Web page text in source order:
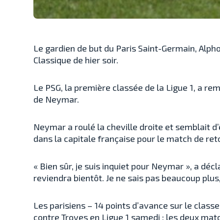
Le gardien de but du Paris Saint-Germain,
Classique de hier soir.
Le PSG, la première classée de la Ligue 1, a
de Neymar.
Neymar a roulé la cheville droite et semblait
dans la capitale française pour le match de
« Bien sûr, je suis inquiet pour Neymar », a
reviendra bientôt. Je ne sais pas beaucoup
Les parisiens – 14 points d’avance sur le
contre Troyes en Ligue 1 samedi ; les deux